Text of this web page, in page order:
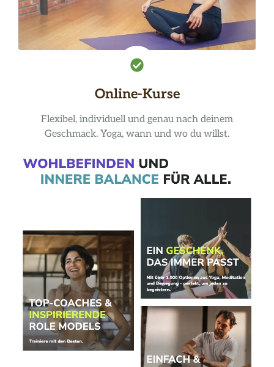
Online-Kurse
Flexibel, individuell und genau nach deinem
Geschmack. Yoga, wann und wo du willst.